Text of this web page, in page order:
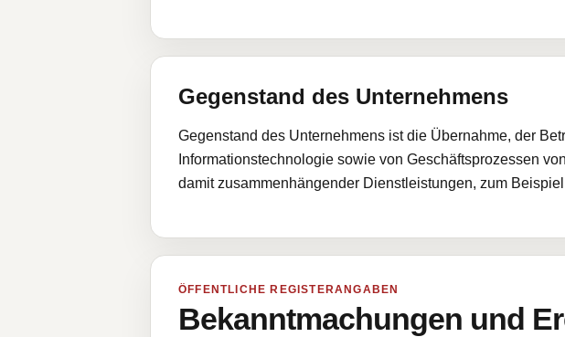
Gegenstand des Unternehmens
Gegenstand des Unternehmens ist die Übernahme, der
Informationstechnologie sowie von Geschäftsprozessen
damit zusammenhängender Dienstleistungen, zum
ÖFFENTLICHE REGISTERANGABEN
Bekanntmachungen und